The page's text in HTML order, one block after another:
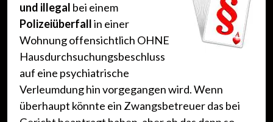
und illegal bei einem
Polizeiüberfallin einer
Wohnung offensichtlich OHNE
Hausdurchsuchungsbeschluss
auf eine psychiatrische
Verleumdung hin vorgegangen wird. Wenn
überhaupt könnte ein Zwangsbetreuer das bei